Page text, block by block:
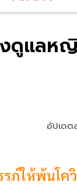
งดูแลห
อัปเดต
รภ์ให้พ้นโค